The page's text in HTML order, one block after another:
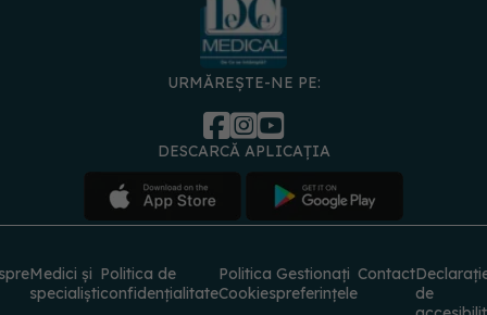
URMĂREȘTE-NE PE:
DESCARCĂ APLICAȚIA
Medici și
specialiști
Politica de
confidențialitate
Politica
Cookies
Gestionați
preferințele
Contact
de